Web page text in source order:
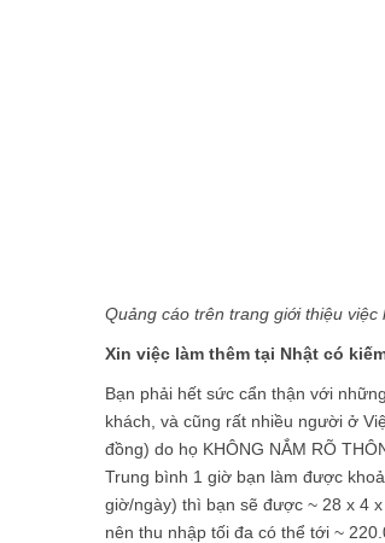
Quảng cáo trên trang giới thiệu việc
Xin việc làm thêm tại Nhật có
Bạn phải hết sức cẩn thận với
khách, và cũng rất nhiều người ở
đồng) do họ KHÔNG NẮM RÕ
Trung bình 1 giờ bạn làm được
giờ/ngày) thì bạn sẽ được ~ 28 x 4
nên thu nhập tối đa có thể tới ~